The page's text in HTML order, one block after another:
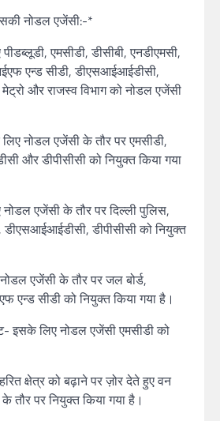
नोडल एजेंसी:-*
एमसीडी, डीसीबी, एनडीएमसी,
एन्ड सीडी, डीएसआईआईडीसी,
मेट्रो और राजस्व विभाग को नोडल एजेंसी
नोडल एजेंसी के तौर पर एमसीडी,
और डीपीसीसी को नियुक्त किया गया
एजेंसी के तौर पर दिल्ली पुलिस,
डीएसआईआईडीसी, डीपीसीसी को नियुक्त
एजेंसी के तौर पर जल बोर्ड,
एन्ड सीडी को नियुक्त किया गया है।
इसके लिए नोडल एजेंसी एमसीडी को
क्षेत्र को बढ़ाने पर ज़ोर देते हुए वन
तौर पर नियुक्त किया गया है।